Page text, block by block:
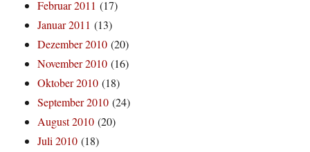
Februar 2011 (17)
Januar 2011 (13)
Dezember 2010 (20)
November 2010 (16)
Oktober 2010 (18)
September 2010 (24)
August 2010 (20)
Juli 2010 (18)